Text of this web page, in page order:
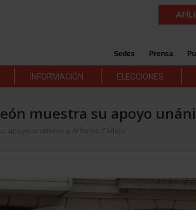
Sedes Prensa
INFORMACIÓN ELECCIONES
muestra su apoyo
apoyo unánime a Alfonso Callejo